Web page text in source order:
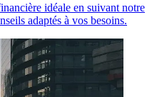
idéale en suivant notre
adaptés à vos besoins.